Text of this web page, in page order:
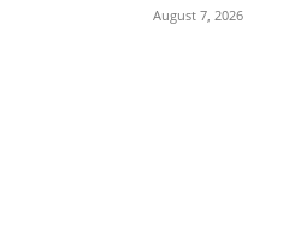
August 7, 2026